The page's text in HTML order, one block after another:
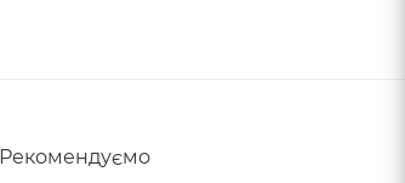
Рекомендуємо